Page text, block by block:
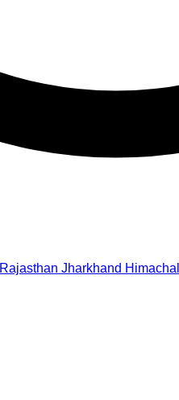
Rajasthan Jharkhand